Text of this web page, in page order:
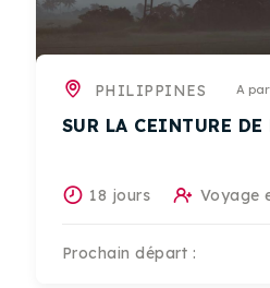
PHILIPPINES A
SUR LA CEINTURE DE
18 jours Voyage
Prochain départ :